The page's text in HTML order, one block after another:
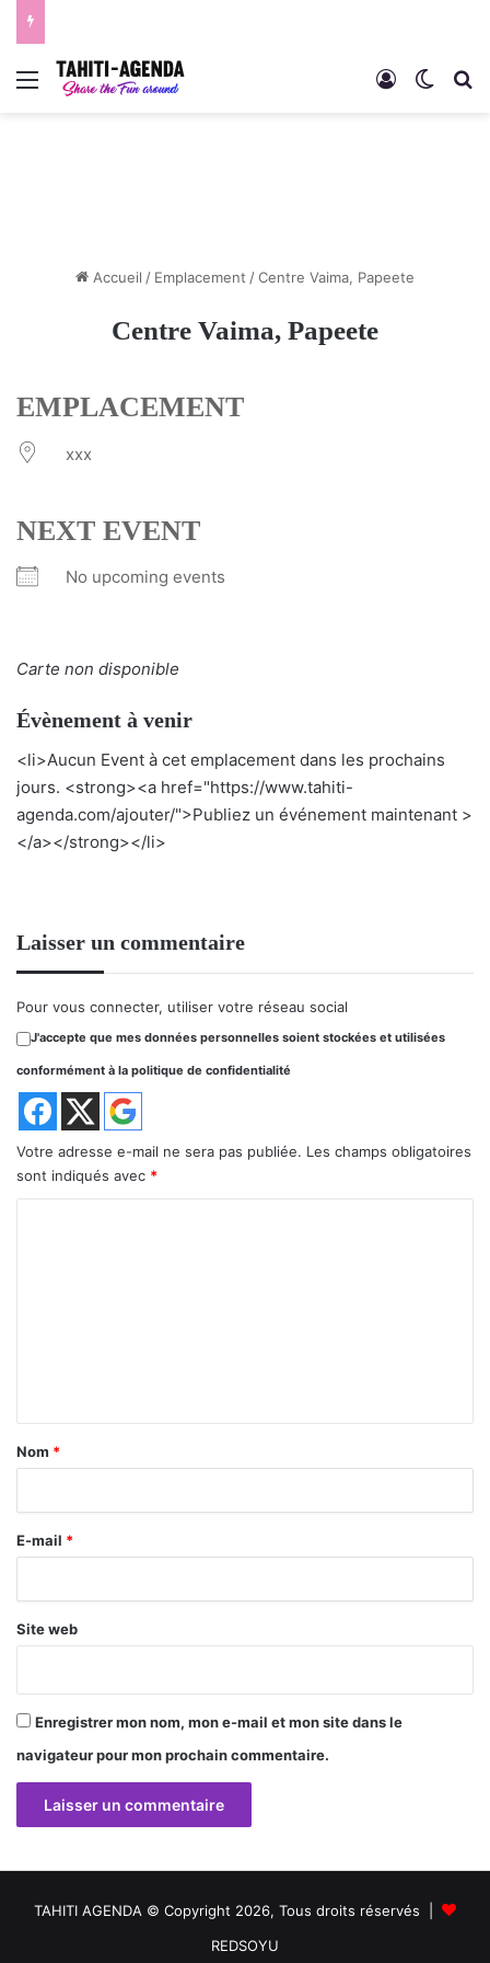
Menu Connexion
Accueil / Emplacement /Centre Vaima, Papeete
Centre Vaima, Papeete
EMPLACEMENT
xxx
NEXT EVENT
No upcoming events
Carte non disponible
Évènement à venir
<li>Aucun Event à cet emplacement dans les prochains
jours. <strong><a href="https://www.tahiti-
agenda.com/ajouter/">Publiez un événement maintenant >
</a></strong></li>
Laisser un commentaire
Pour vous connecter, utiliser votre réseau social
J'accepte que mes données personnelles soient stockées et utilisées
conformément à la politique de confidentialité
Votre adresse e-mail ne sera pas publiée. Les champs obligatoires
sont indiqués avec *
a
r
e
Nom *
E-mail *
Site web
Enregistrer mon nom, mon e-mail et mon site dans le
navigateur pour mon prochain commentaire.
TAHITI AGENDA © Copyright 2026, Tous droits réservés |
REDSOYU